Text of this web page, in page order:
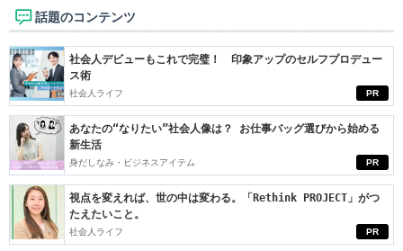
話題のコンテンツ
PR
社会人デビューもこれで完璧！ 印象アップのセルフプロデュー
ス術
社会人ライフ
PR
あなたの“なりたい”社会人像は？ お仕事バッグ選びから始める
新生活
身だしなみ・ビジネスアイテム
PR
視点を変えれば、世の中は変わる。「Rethink PROJECT」がつ
たえたいこと。
社会人ライフ